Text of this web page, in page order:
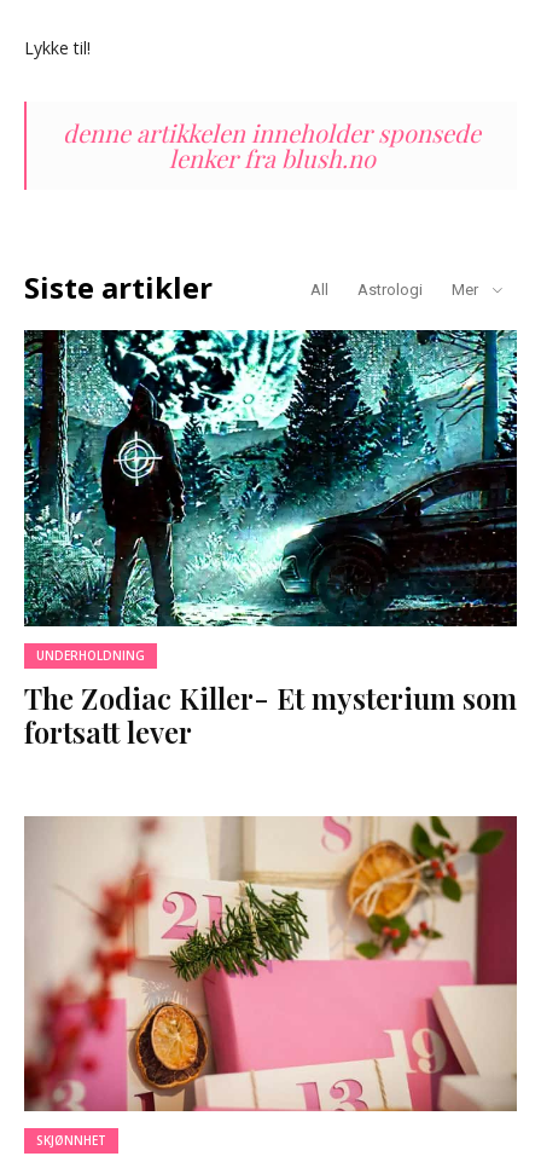
Lykke til!
denne artikkelen inneholder sponsede
lenker fra blush.no
Siste artikler All Astrologi Mer
UNDERHOLDNING
The Zodiac Killer- Et mysterium som
fortsatt lever
SKJØNNHET